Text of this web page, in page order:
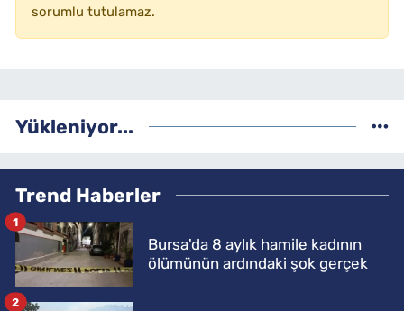
sorumlu tutulamaz.
Yükleniyor...
Trend Haberler
Bursa'da 8 aylık hamile kadının
ölümünün ardındaki şok gerçek
1
2